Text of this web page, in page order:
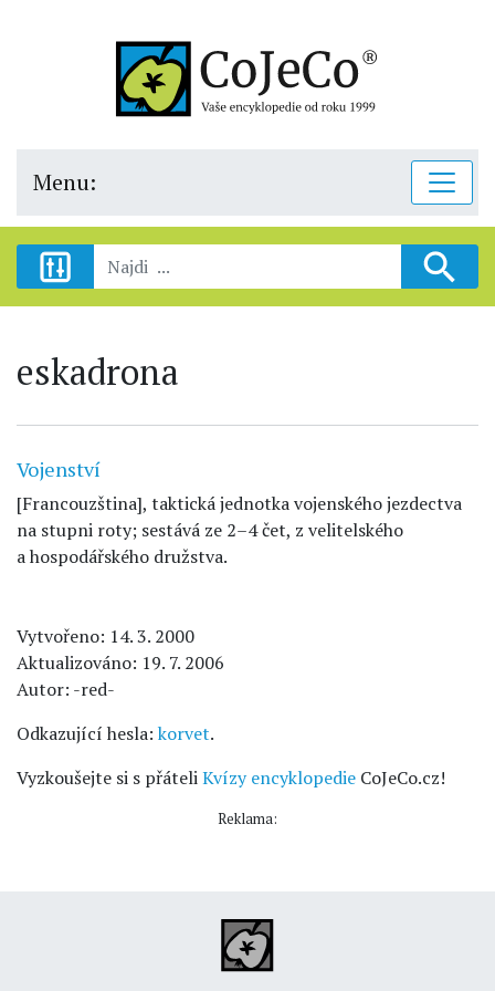
Menu:
eskadrona
Vojenství
[Francouzština], taktická jednotka vojenského jezdectva
na stupni roty; sestává ze 2–4 čet, z velitelského
a hospodářského družstva.
Vytvořeno: 14. 3. 2000
Aktualizováno: 19. 7. 2006
Autor: -red-
Odkazující hesla:korvet.
Vyzkoušejte si s přáteliKvízy encyklopedie CoJeCo.cz!
Reklama: